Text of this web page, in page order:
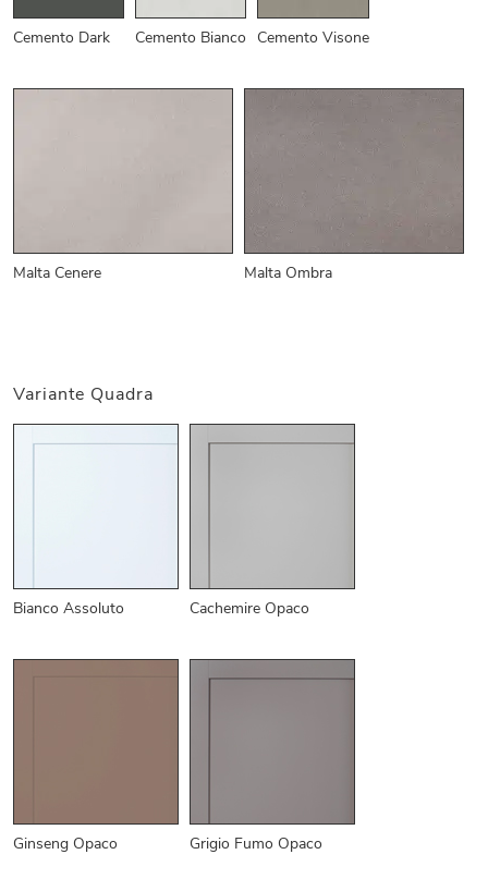
Cemento Dark Cemento Bianco Cemento Visone
Malta Cenere Malta Ombra
Variante Quadra
Bianco Assoluto Cachemire Opaco
Ginseng Opaco Grigio Fumo Opaco